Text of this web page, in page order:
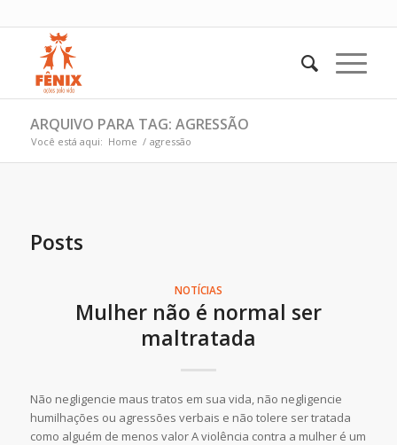
ARQUIVO PARA TAG: AGRESSÃO
Você está aqui: Home / agressão
Posts
NOTÍCIAS
Mulher não é normal ser
maltratada
Não negligencie maus tratos em sua vida, não negligencie
humilhações ou agressões verbais e não tolere ser tratada
como alguém de menos valor A violência contra a mulher é um